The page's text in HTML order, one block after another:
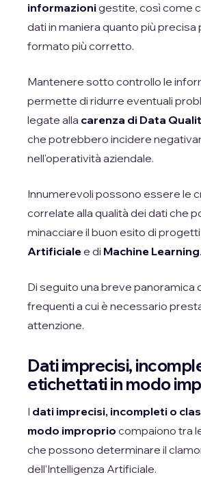
informazionigestite, così come
dati in maniera quanto più precisa
formato più corretto.
Mantenere sotto controllo le
permette di ridurre eventuali
legate alla carenza di Data
che potrebbero incidere
nell'operatività aziendale.
Innumerevoli possono essere le
correlate alla qualità dei dati che
minacciare il buon esito di progetti
Artificialee di Machine Learning.
Di seguito una breve panoramica
frequenti a cui è necessario
attenzione.
Dati imprecisi,
etichettati in modo
I dati imprecisi, incompleti o
modo improprio compaiono tra
che possono determinare il
dell'Intelligenza Artificiale.